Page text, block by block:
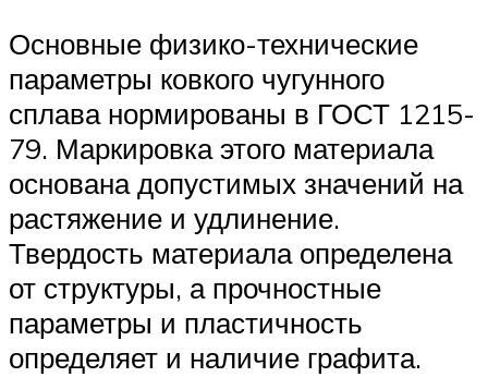
Основные физико-технические
параметры ковкого чугунного
сплава нормированы в ГОСТ 1215-
79. Маркировка этого материала
основана допустимых значений на
растяжение и удлинение.
Твердость материала определена
от структуры, а прочностные
параметры и пластичность
определяет и наличие графита.